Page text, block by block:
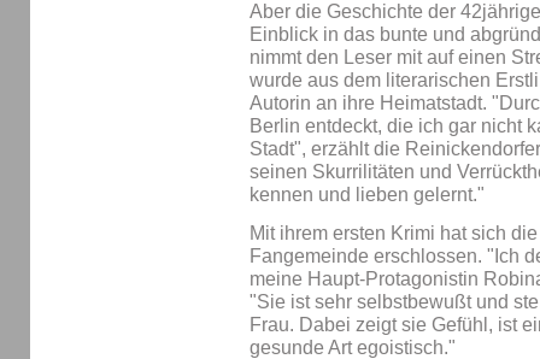
Aber die Geschichte der
Einblick in das bunte und
nimmt den Leser mit auf einen
wurde aus dem literarischen
Autorin an ihre Heimatstadt.
Berlin entdeckt, die ich gar nicht
Stadt", erzählt die
seinen Skurrilitäten und
kennen und lieben gelernt."
Mit ihrem ersten Krimi hat sich
Fangemeinde erschlossen. "Ich
meine Haupt-Protagonistin
"Sie ist sehr selbstbewußt und
Frau. Dabei zeigt sie Gefühl, ist
gesunde Art egoistisch."